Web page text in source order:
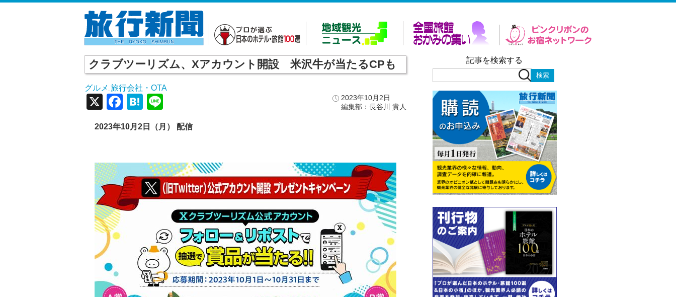
クラブツーリズム、Xアカウント開設 米沢牛が当たるCPも
グルメ 旅行会社・OTA
2023年10月2日
編集部：長谷川 貴人
X Facebook
Hatena
2023年10月2 日（月） 配信
記事を検索する